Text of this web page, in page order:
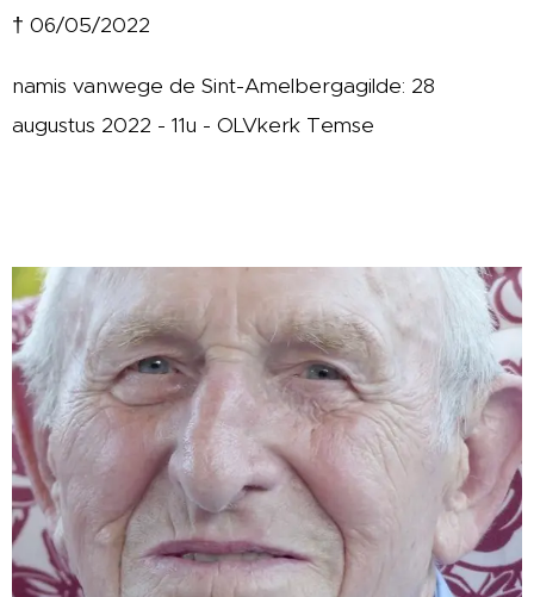
† 06/05/2022
namis vanwege de Sint-Amelbergagilde: 28
augustus 2022 - 11u - OLVkerk Temse